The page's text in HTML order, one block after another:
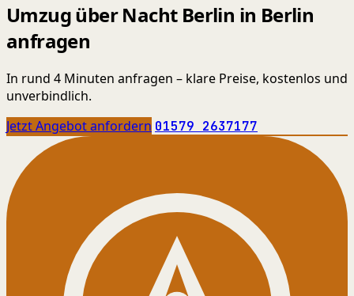
Umzug über Nacht Berlin in Berlin
anfragen
In rund 4 Minuten anfragen – klare Preise, kostenlos und
unverbindlich.
Jetzt Angebot anfordern 01579 2637177